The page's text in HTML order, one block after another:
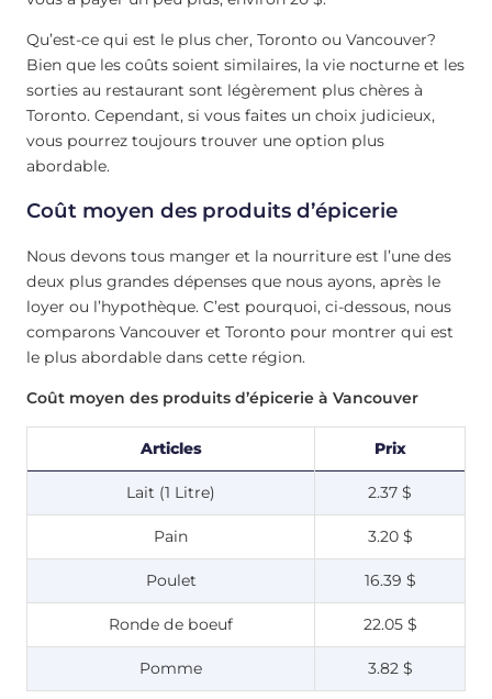
Qu’est-ce qui est le plus cher, Toronto ou Vancouver?
Bien que les coûts soient similaires, la vie nocturne et les
sorties au restaurant sont légèrement plus chères à
Toronto. Cependant, si vous faites un choix judicieux,
vous pourrez toujours trouver une option plus
abordable.
Coût moyen des produits d’épicerie
Nous devons tous manger et la nourriture est l’une des
deux plus grandes dépenses que nous ayons, après le
loyer ou l’hypothèque. C’est pourquoi, ci-dessous, nous
comparons Vancouver et Toronto pour montrer qui est
le plus abordable dans cette région.
Coût moyen des produits d’épicerie à Vancouver
Articles Prix
Lait (1 Litre) 2.37 $
Pain 3.20 $
Poulet 16.39 $
Ronde de boeuf 22.05 $
Pomme 3.82 $